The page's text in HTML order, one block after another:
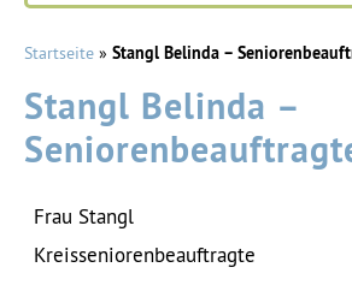
Startseite » Stangl Belinda –
Stangl Belinda –
Frau Stangl
Kreisseniorenbeauftragte